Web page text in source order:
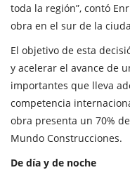
toda la región”, contó
obra en el sur de la
El objetivo de esta
y acelerar el avance de
importantes que lleva
competencia
obra presenta un 70%
Mundo Construcciones.
De día y de noche